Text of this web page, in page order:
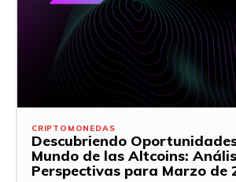
CRIPTOMONEDAS
Descubriendo
Mundo de las Altcoins:
Perspectivas para Marzo de